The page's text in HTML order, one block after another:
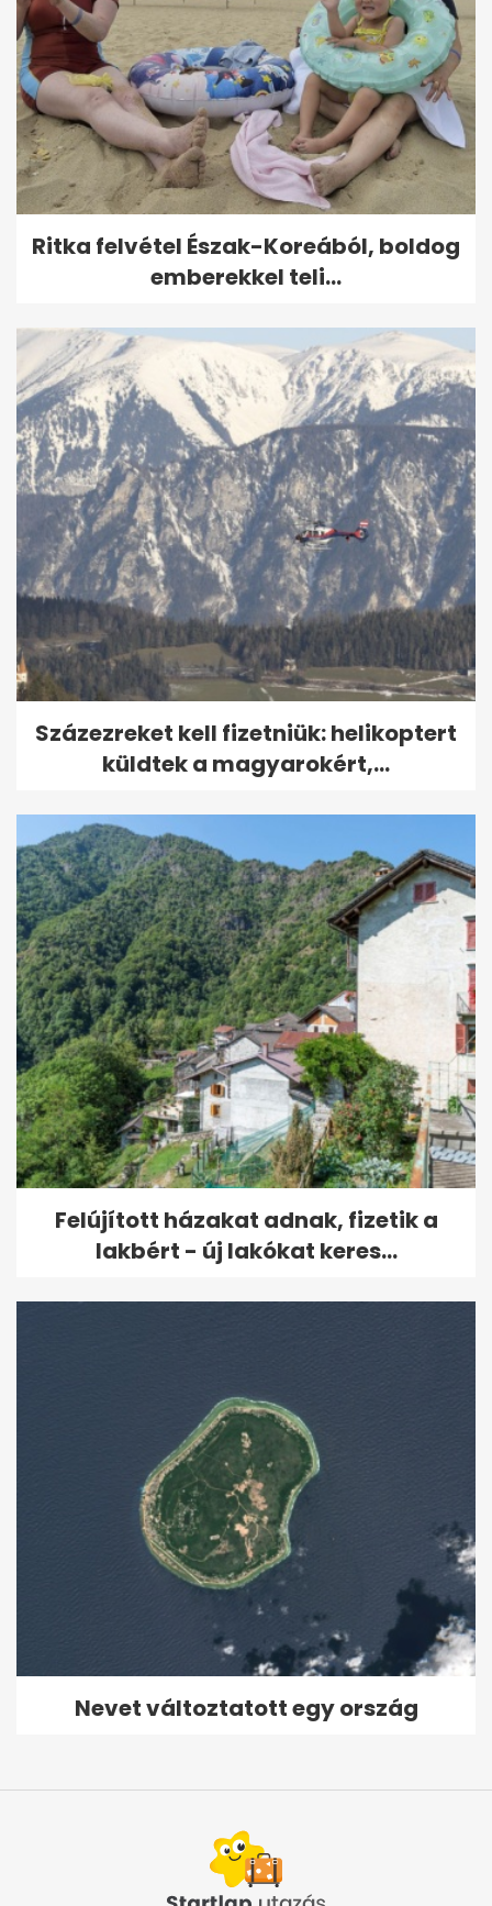
Ritka felvétel Észak-Koreából, boldog
emberekkel teli...
Százezreket kell fizetniük: helikoptert
küldtek a magyarokért,...
Felújított házakat adnak, fizetik a
lakbért - új lakókat keres...
Nevet változtatott egy ország